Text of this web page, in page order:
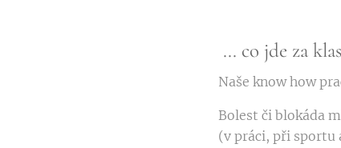
... co jde za
Naše know how
Bolest či blokáda
(v práci, při sportu